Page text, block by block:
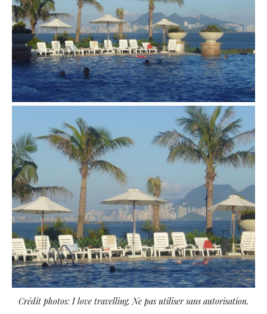
Crédit photos: I love travelling. Ne pas utiliser sans autorisation.